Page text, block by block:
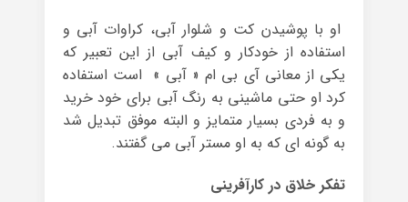
او با پوشیدن کت و شلوار آبی، کراوات آبی و
استفاده از خودکار و کیف آبی از این تعبیر که
یکی از معانی آی بی ام « آبی » است استفاده
کرد او حتی ماشینی به رنگ آبی برای خود خرید
و به فردی بسیار متمایز و البته موفق تبدیل شد
به گونه ای که به او مستر آبی می گفتند.
تفکر خلاق در کارآفرینی